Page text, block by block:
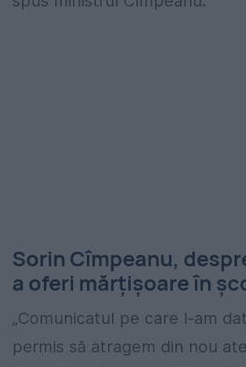
Sorin Cîmpeanu,
a oferi mărțișoare în
„Comunicatul pe care l-am
permis să atragem din nou